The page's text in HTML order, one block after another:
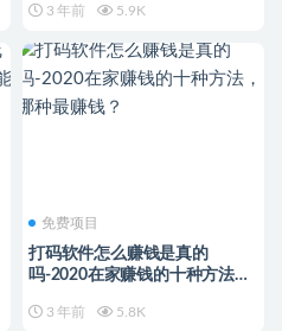
法快速变现！
3 年前 5.9K
免费项目
打码软件怎么赚钱是真的
吗-2020在家赚钱的十种方法，
3 年前 5.8K